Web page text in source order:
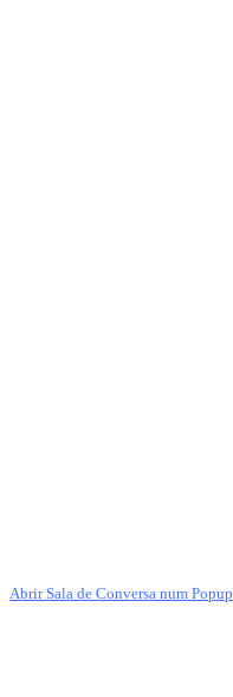
Abrir Sala de Conversa num Popup